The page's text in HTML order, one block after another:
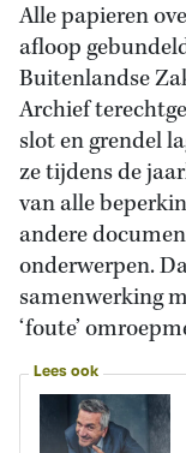
Alle papieren
afloop
Buitenlandse
Archief
slot en grendel
ze tijdens de
van alle
andere
onderwerpen.
samenwerking
‘foute’
Lees ook